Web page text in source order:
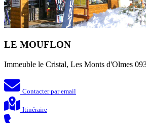
LE MOUFLON
Immeuble le Cristal, Les Monts d'Olmes
Contacter par email
Itinéraire